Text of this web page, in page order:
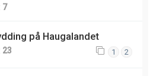
7
på Haugalandet
23 1 2